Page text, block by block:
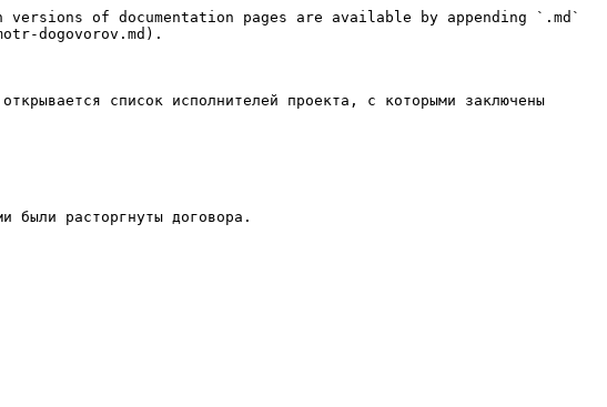
of documentation pages are available by appending `.md`
dogovorov.md).
список исполнителей проекта, с которыми заключены
были расторгнуты договора.